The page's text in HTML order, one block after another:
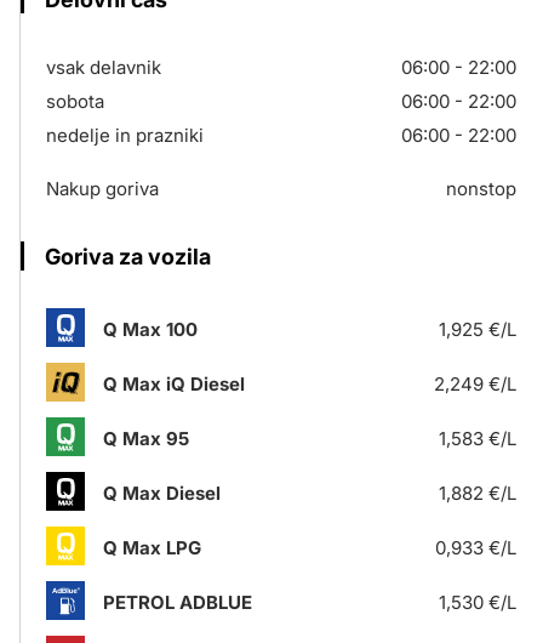
vsak delavnik
06:00 - 22:00
sobota
06:00 - 22:00
nedelje in prazniki
06:00 - 22:00
Nakup goriva nonstop
Goriva za vozila
Q Max 100 1,925 €/L
Q Max iQ Diesel 2,249 €/L
Q Max 95 1,583 €/L
Q Max Diesel 1,882 €/L
Q Max LPG 0,933 €/L
PETROL ADBLUE 1,530 €/L